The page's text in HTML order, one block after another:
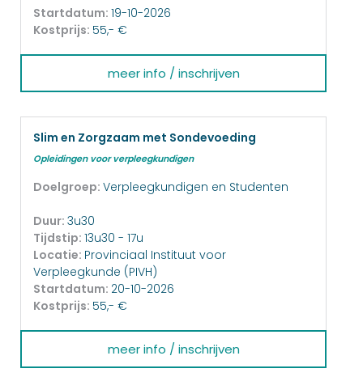
Startdatum: 19-10-2026
Kostprijs: 55,- €
meer info / inschrijven
Slim en Zorgzaam met Sondevoeding
Opleidingen voor verpleegkundigen
Doelgroep: Verpleegkundigen en Studenten
Duur: 3u30
Tijdstip: 13u30 - 17u
Locatie: Provinciaal Instituut voor
Verpleegkunde (PIVH)
Startdatum: 20-10-2026
Kostprijs: 55,- €
meer info / inschrijven